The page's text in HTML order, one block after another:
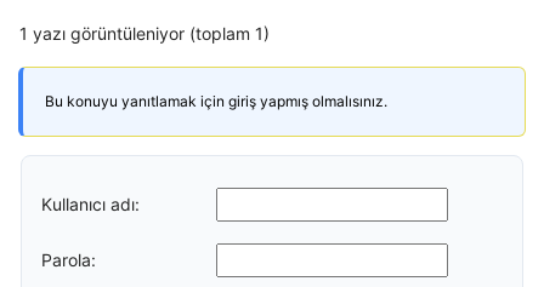
1 yazı görüntüleniyor (toplam 1)
Bu konuyu yanıtlamak için giriş yapmış olmalısınız.
Kullanıcı adı:
Parola: